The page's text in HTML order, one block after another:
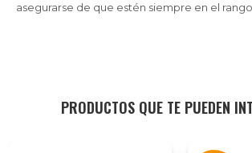
asegurarse de que estén siempre en el
PRODUCTOS QUE TE PUEDEN